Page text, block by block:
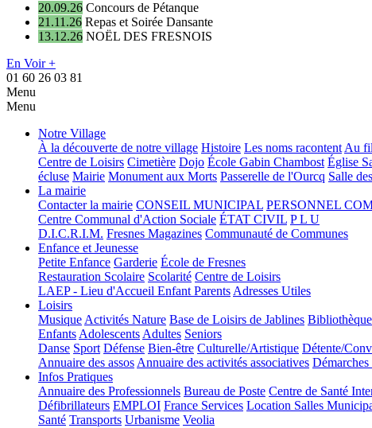
20.09.26 Concours de Pétanque
21.11.26 Repas et Soirée Dansante
13.12.26 NOËL DES FRESNOIS
En Voir +
01 60 26 03 81
Menu
Menu
Notre Village
À la découverte de notre village Histoire Les noms racontentAu
Centre de Loisirs Cimetière Dojo École Gabin Chambost Église
écluse Mairie Monument aux Morts Passerelle de l'Ourcq Salle
La mairie
Contacter la mairie CONSEIL MUNICIPAL PERSONNEL
Centre Communal d'Action Sociale ÉTAT CIVIL P L U
D.I.C.R.I.M. Fresnes Magazines Communauté de Communes
Enfance et Jeunesse
Petite Enfance Garderie École de Fresnes
Restauration Scolaire Scolarité Centre de Loisirs
LAEP - Lieu d'Accueil Enfant ParentsAdresses Utiles
Loisirs
MusiqueActivités Nature Base de Loisirs de Jablines Bibliothèque
EnfantsAdolescentsAdultes Seniors
Danse Sport Défense Bien-être Culturelle/Artistique Détente/
Annuaire des assosAnnuaire des activités associatives Démarches
Infos Pratiques
Annuaire des Professionnels Bureau de Poste Centre de Santé
Défibrillateurs EMPLOI France Services Location Salles
Santé Transports Urbanisme Veolia